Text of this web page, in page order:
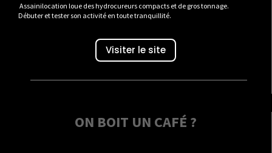
Assainilocation loue des hydrocureurs compacts et de gros tonnage.
Débuter et tester son activité en toute tranquillité.
Visiter le site
ON BOIT UN CAFÉ ?